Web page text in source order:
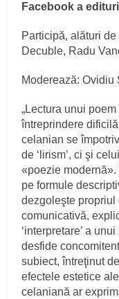
Facebook a
Participă, alături
Decuble, Radu
Moderează: Ovidiu
„Lectura unui
întreprindere
celanian se
de ‘lirism’, ci şi
«poezie
pe formule
dezgoleşte
comunicativă,
‘interpretare’ a
desfide
subiect, întreţinut
efectele estetice
celaniană ar